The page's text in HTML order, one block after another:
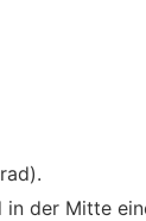
der Mitte